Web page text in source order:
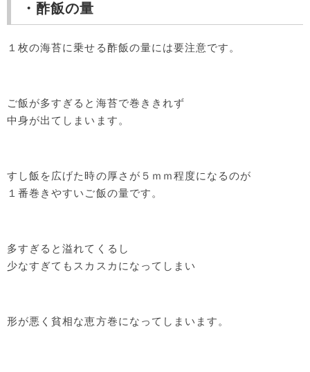
・酢飯の量
１枚の海苔に乗せる酢飯の量には要注意です。
ご飯が多すぎると海苔で巻ききれず
中身が出てしまいます。
すし飯を広げた時の厚さが５ｍｍ程度になるのが
１番巻きやすいご飯の量です。
多すぎると溢れてくるし
少なすぎてもスカスカになってしまい
形が悪く貧相な恵方巻になってしまいます。